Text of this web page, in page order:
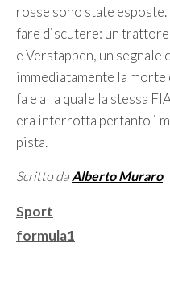
rosse sono state
fare discutere: un
e Verstappen, un segnale
immediatamente la morte
fa e alla quale la stessa
era interrotta pertanto i
pista.
Scritto da Alberto Muraro
Categorie
Sport
Tag
formula1